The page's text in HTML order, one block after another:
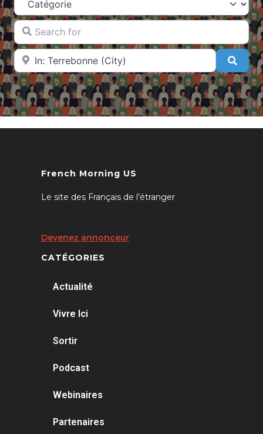
Search for
Near
French Morning US
Le site des Français de l’étranger
Devenez annonceur
CATÉGORIES
Actualité
Vivre Ici
Sortir
Podcast
Webinaires
Partenaires